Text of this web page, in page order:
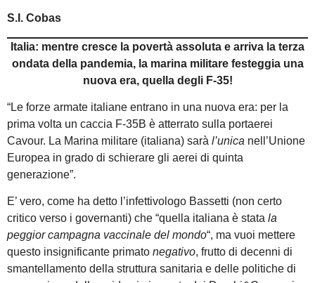
S.I. Cobas
Italia: mentre cresce la povertà assoluta e arriva la terza
ondata della pandemia, la marina militare festeggia una
nuova era, quella degli F-35!
“Le forze armate italiane entrano in una nuova era: per la
prima volta un caccia F-35B è atterrato sulla portaerei
Cavour. La Marina militare (italiana) sarà l’unica nell’Unione
Europea in grado di schierare gli aerei di quinta
generazione”.
E’ vero, come ha detto l’infettivologo Bassetti (non certo
critico verso i governanti) che “quella italiana è stata la
peggior campagna vaccinale del mondo“, ma vuoi mettere
questo insignificante primato negativo, frutto di decenni di
smantellamento della struttura sanitaria e delle politiche di